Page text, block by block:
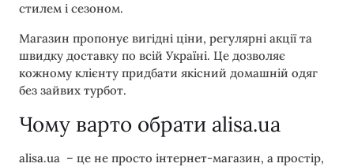
стилем і сезоном.
Магазин пропонує вигідні ціни, регулярні акції та
швидку доставку по всій Україні. Це дозволяє
кожному клієнту придбати якісний домашній одяг
без зайвих турбот.
Чому варто обрати alisa.ua
alisa.ua – це не просто інтернет-магазин, а простір,